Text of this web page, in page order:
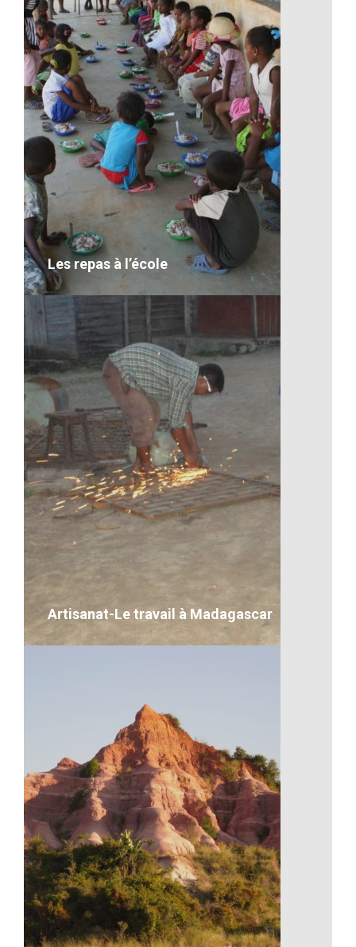
L’équipement à l’école
VOIR LE DÉTAIL
Les repas à l’école
Les repas à l’école
Artisanat-Le travail à Madagascar
Artisanat-Le travail à Madagascar
VOIR LE DÉTAIL